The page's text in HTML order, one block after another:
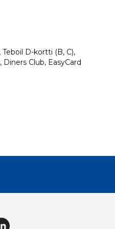
D-kortti (B, C),
Club, EasyCard